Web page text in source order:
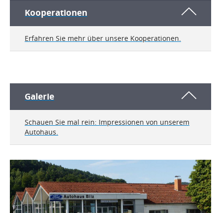
Kooperationen
Erfahren Sie mehr über unsere Kooperationen.
Galerie
Schauen Sie mal rein: Impressionen von unserem
Autohaus.